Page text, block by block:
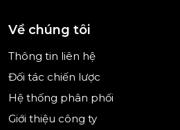
bepnk.vnđể lựa chọn sản
Về chúng tôi
Thông tin liên hệ
Đối tác chiến lược
Hệ thống phân phối
Giới thiệu công ty